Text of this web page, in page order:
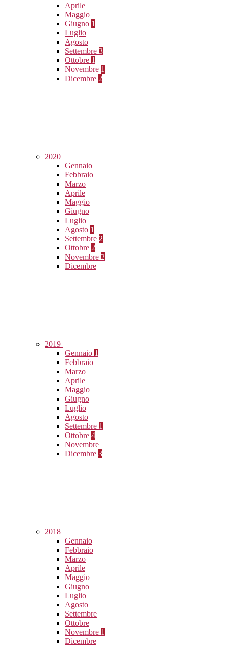
Aprile
Maggio
Giugno 1
Luglio
Agosto
Settembre 3
Ottobre 1
Novembre 1
Dicembre 2
2020
Gennaio
Febbraio
Marzo
Aprile
Maggio
Giugno
Luglio
Agosto 1
Settembre 2
Ottobre 2
Novembre 2
Dicembre
2019
Gennaio 1
Febbraio
Marzo
Aprile
Maggio
Giugno
Luglio
Agosto
Settembre 1
Ottobre 4
Novembre
Dicembre 3
2018
Gennaio
Febbraio
Marzo
Aprile
Maggio
Giugno
Luglio
Agosto
Settembre
Ottobre
Novembre 1
Dicembre